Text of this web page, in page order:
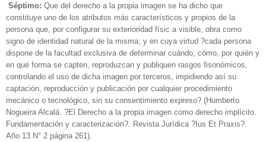
Séptimo: Que del derecho a la propia imagen se ha dicho que
constituye uno de los atributos más característicos y propios de la
persona que, por configurar su exterioridad físic a visible, obra como
signo de identidad natural de la misma; y en cuya virtud ?cada persona
dispone de la facultad exclusiva de determinar cuándo, cómo, por quién y
en qué forma se capten, reproduzcan y publiquen rasgos fisonómicos,
controlando el uso de dicha imagen por terceros, impidiendo así su
captación, reproducción y publicación por cualquier procedimiento
mecánico o tecnológico, sin su consentimiento expreso? (Humberto
Nogueira Alcalá. ?El Derecho a la propia imagen como derecho implícito.
Fundamentación y caracterización?. Revista Jurídica ?Ius Et Praxis?.
Año 13 N° 2 página 261).